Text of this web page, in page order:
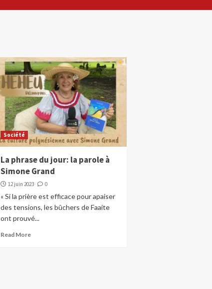
Société
La phrase du jour: la parole à
Simone Grand
12 juin 2023 0
« Si la prière est efficace pour apaiser
des tensions, les bûchers de Faaite
ont prouvé...
Read More